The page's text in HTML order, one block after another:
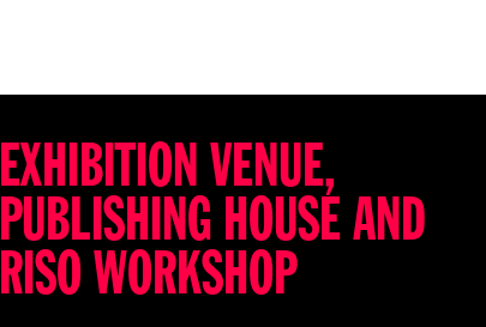
EXHIBITION VENUE,
PUBLISHING HOUSE AND
RISO WORKSHOP